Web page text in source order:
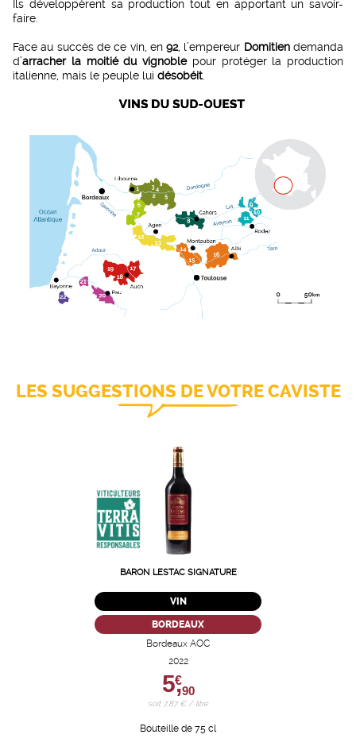
Ils développèrent sa production tout en apportant un savoir-
faire.
Face au succès de ce vin, en92, l’empereur Domitiendemanda
d’arracher la moitié du vignoblepour protéger la production
italienne, mais le peuple lui désobéit
LES SUGGESTIONS DE VOTRE CAVISTE
BARON LESTAC SIGNATURE
VIN
BORDEAUX
Bordeaux AOC
2022
5,
€
90
soit 7,87 € / litre
Bouteille de 75 cl